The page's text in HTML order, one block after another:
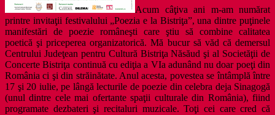
Acum câţiva ani m-am numărat
printre invitaţii festivalului „Poezia e la Bistriţa”, una dintre puţinele
manifestări de poezie româneşti care ştiu să combine calitatea
poetică şi priceperea organizatorică. Mă bucur să văd că demersul
Centrului Judeţean pentru Cultură Bistriţa Năsăud şi al Societăţii de
Concerte Bistriţa continuă cu ediţia a VIa adunând nu doar poeţi din
România ci şi din străinătate. Anul acesta, povestea se întâmplă între
17 şi 20 iulie, pe lângă lecturile de poezie din celebra deja Sinagogă
(unul dintre cele mai ofertante spaţii culturale din România), fiind
programate dezbateri şi recitaluri muzicale. Toţi cei care cred că